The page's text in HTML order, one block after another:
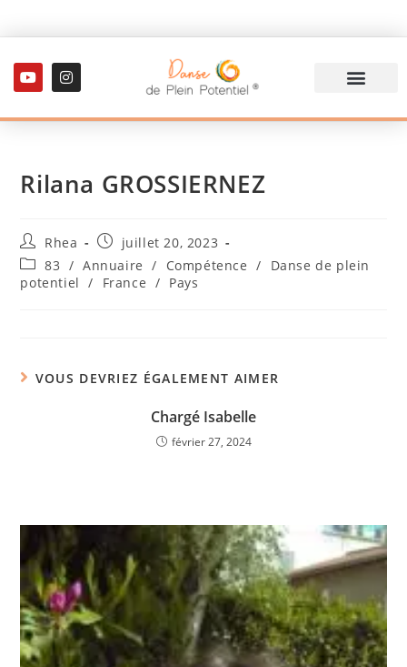
Rilana GROSSIERNEZ
Rhea
juillet 20, 2023
83 / Annuaire / Compétence /
Danse de plein
potentiel
/ France / Pays
VOUS DEVRIEZ ÉGALEMENT AIMER
Chargé Isabelle
février 27, 2024